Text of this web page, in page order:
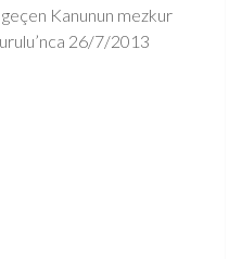
geçen Kanunun mezkur
26/7/2013